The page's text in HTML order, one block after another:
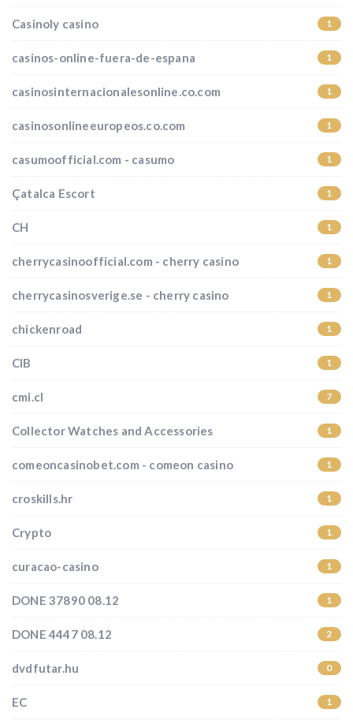
Casinoly casino 1
casinos-online-fuera-de-espana 1
casinosinternacionalesonline.co.com 1
casinosonlineeuropeos.co.com 1
casumoofficial.com - casumo 1
Çatalca Escort 1
CH 1
cherrycasinoofficial.com - cherry casino 1
cherrycasinosverige.se - cherry casino 1
chickenroad 1
CIB 1
cmi.cl 7
Collector Watches and Accessories 1
comeoncasinobet.com - comeon casino 1
croskills.hr 1
Crypto 1
curacao-casino 1
DONE 37890 08.12 1
DONE 4447 08.12 2
dvdfutar.hu 0
EC 1